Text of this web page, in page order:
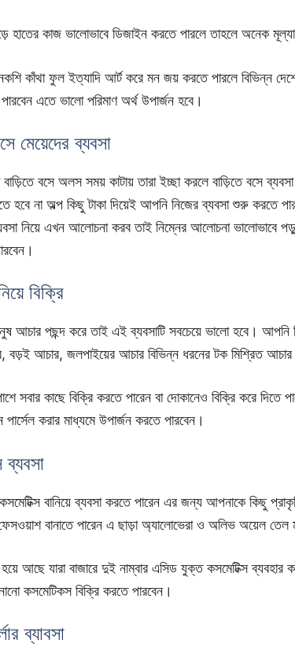
হাতের কাজ ভালোভাবে ডিজাইন করতে পারলে তাহলে অনেক
কাঁথা ফুল ইত্যাদি আর্ট করে মন জয় করতে পারলে বিভিন্ন
এতে ভালো পরিমাণ অর্থ উপার্জন হবে।
মেয়েদের ব্যবসা
বাড়িতে বসে অলস সময় কাটায় তারা ইচ্ছা করলে বাড়িতে বসে
হবে না অল্প কিছু টাকা দিয়েই আপনি নিজের ব্যবসা শুরু করতে
নিয়ে এখন আলোচনা করব তাই নিম্নের আলোচনা ভালোভাবে
বিক্রি
আচার পছন্দ করে তাই এই ব্যবসাটি সবচেয়ে ভালো হবে। আপনি
আচার, জলপাইয়ের আচার বিভিন্ন ধরনের টক মিশ্রিত আচার
সবার কাছে বিক্রি করতে পারেন বা দোকানেও বিক্রি করে দিতে
পার্সেল করার মাধ্যমে উপার্জন করতে পারবেন।
ব্যবসা
কসমেটিক্স বানিয়ে ব্যবসা করতে পারেন এর জন্য আপনাকে কিছু
বানাতে পারেন এ ছাড়া অ্যালোভেরা ও অলিভ অয়েল তেল
আছে যারা বাজারে দুই নাম্বার এসিড যুক্ত কসমেটিক্স
কসমেটিকস বিক্রি করতে পারবেন।
ব্যাবসা